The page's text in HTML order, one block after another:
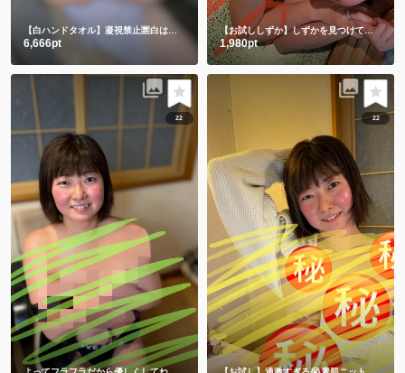
【白ハンドタオル】凝視禁止🈲白は透けちゃうって🫣
6,666pt
【お試ししずか】しずかを見つけて、選んでくれてありがとう💕💕
1,980pt
22 22